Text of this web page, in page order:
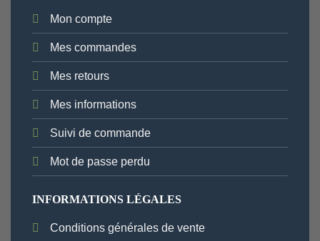
Mon compte
Mes commandes
Mes retours
Mes informations
Suivi de commande
Mot de passe perdu
INFORMATIONS LÉGALES
Conditions générales de vente